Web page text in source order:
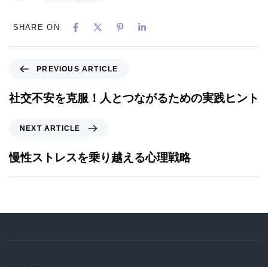
SHARE ON
PREVIOUS ARTICLE
社交不安を克服！人とつながるための実践ヒント
NEXT ARTICLE
慢性ストレスを乗り越える心理戦略